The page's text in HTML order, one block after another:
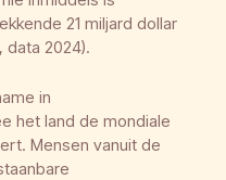
21 miljard dollar
data 2024).
in
het land de mondiale
Mensen vanuit de